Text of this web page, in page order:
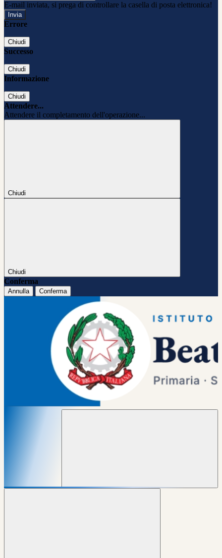
E-mail inviata, si prega di controllare la casella di posta elettronica!
Errore
Chiudi
Successo
Chiudi
Informazione
Chiudi
Attendere...
Attendere il completamento dell'operazione...
Chiudi
Chiudi
Conferma
Annulla Conferma